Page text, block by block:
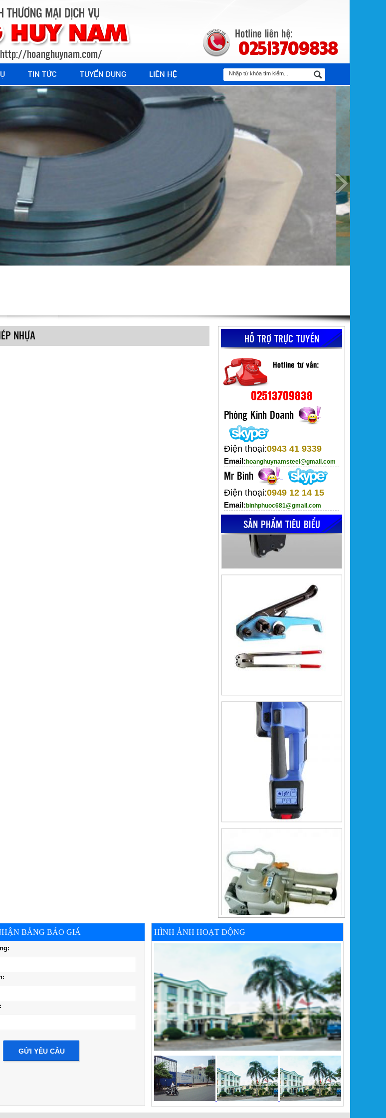
http://hoanghuynam.com/ 02513709838
TIN TỨC TUYỂN DỤNG LIÊN HỆ
NHỰA HỖ TRỢ TRỰC TUYẾN
02513709838
Phòng Kinh Doanh
Điện thoại:0943 41 9339
Email:hoanghuynamsteel@gmail.com
Mr Bình
Điện thoại:0949 12 14 15
Email:binhphuoc681@gmail.com
SẢN PHẨM TIÊU BIỂU
BẢNG BÁO GIÁ HÌNH ẢNH HOẠT ĐỘNG